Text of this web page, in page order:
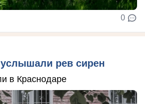
0
рев сирен
в Краснодаре